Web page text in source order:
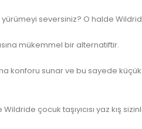
seversiniz? O halde Wildride
mükemmel bir alternatiftir.
konforu sunar ve bu sayede
çocuk taşıyıcısı yaz kış